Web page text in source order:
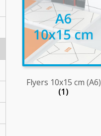
Flyers 10x15 cm (A6)
(1)